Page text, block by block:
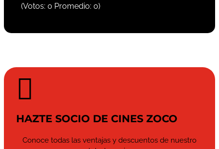
(Votos: 0 Promedio: 0)

HAZTE SOCIO DE CINES ZOCO
Conoce todas las ventajas y descuentos de nuestro